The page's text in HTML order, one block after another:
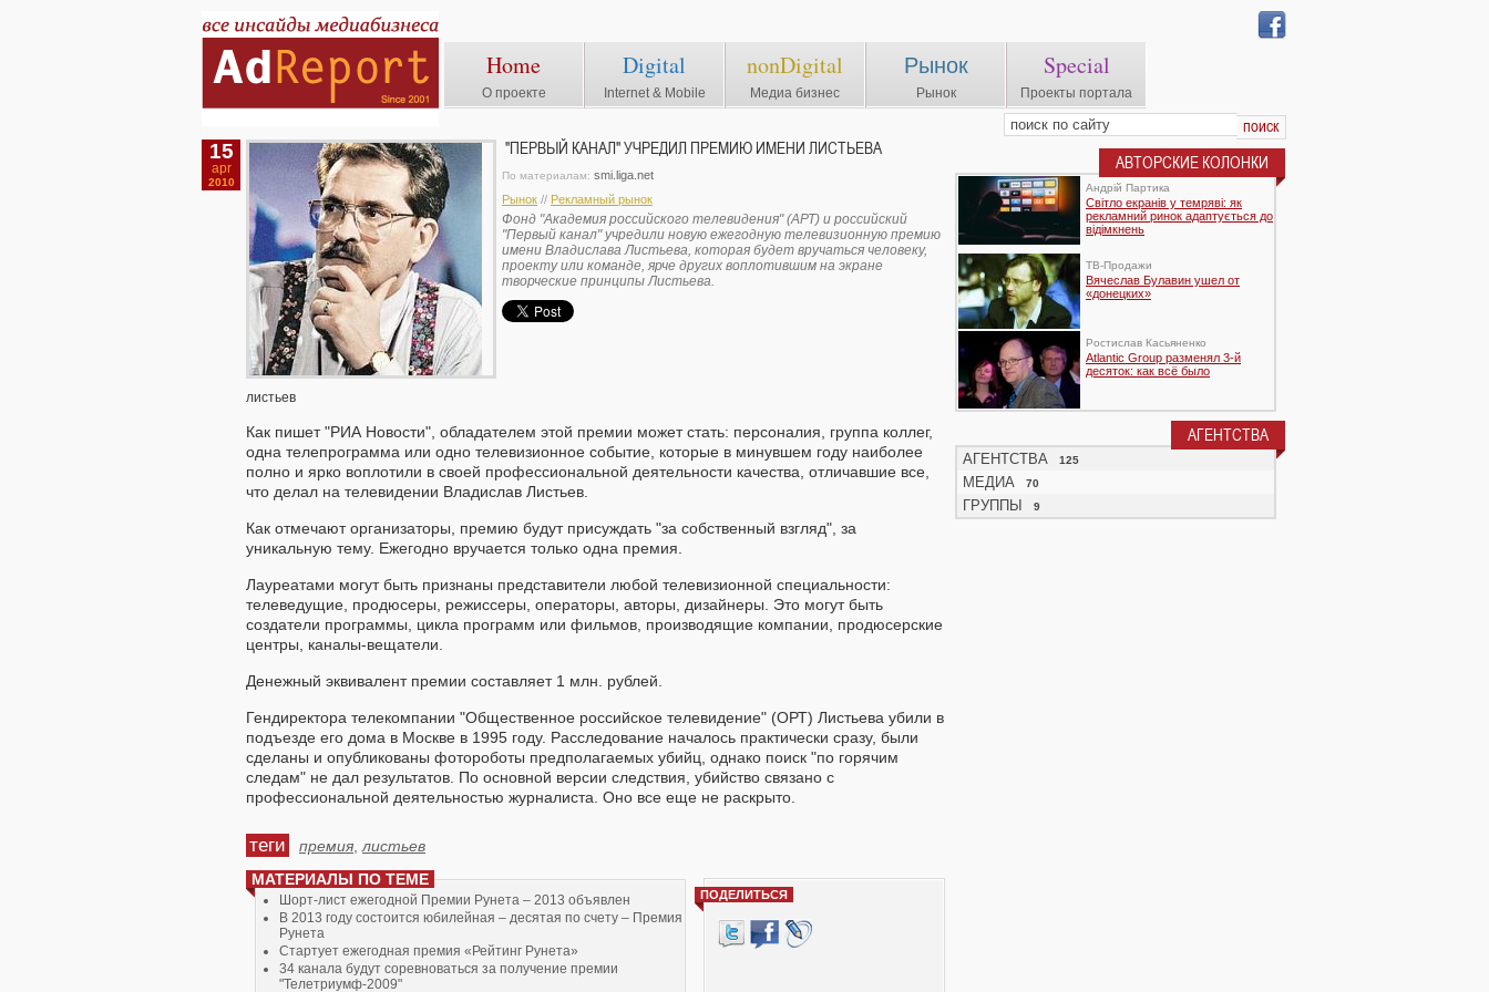
Home
О проекте
Digital
Internet & Mobile
nonDigital
Медиа бизнес
Рынок
Рынок
Special
Проекты портала
15
apr
2010
листьев
"ПЕРВЫЙ КАНАЛ" УЧРЕДИЛ ПРЕМИЮ ИМЕНИ ЛИСТЬЕВА
По материалам: smi.liga.net
Рынок // Рекламный рынок
Фонд "Академия российского телевидения" (АРТ) и российский
"Первый канал" учредили новую ежегодную телевизионную премию
имени Владислава Листьева, которая будет вручаться человеку,
проекту или команде, ярче других воплотившим на экране
творческие принципы Листьева.
Как пишет "РИА Новости", обладателем этой премии может стать: персоналия, группа коллег,
одна телепрограмма или одно телевизионное событие, которые в минувшем году наиболее
полно и ярко воплотили в своей профессиональной деятельности качества, отличавшие все,
что делал на телевидении Владислав Листьев.
Как отмечают организаторы, премию будут присуждать "за собственный взгляд", за
уникальную тему. Ежегодно вручается только одна премия.
Лауреатами могут быть признаны представители любой телевизионной специальности:
телеведущие, продюсеры, режиссеры, операторы, авторы, дизайнеры. Это могут быть
создатели программы, цикла программ или фильмов, производящие компании, продюсерские
центры, каналы-вещатели.
Денежный эквивалент премии составляет 1 млн. рублей.
Гендиректора телекомпании "Общественное российское телевидение" (ОРТ) Листьева убили в
подъезде его дома в Москве в 1995 году. Расследование началось практически сразу, были
сделаны и опубликованы фотороботы предполагаемых убийц, однако поиск "по горячим
следам" не дал результатов. По основной версии следствия, убийство связано с
профессиональной деятельностью журналиста. Оно все еще не раскрыто.
теги премия листьев
МАТЕРИАЛЫ ПО ТЕМЕ
Шорт-лист ежегодной Премии Рунета – 2013 объявлен
В 2013 году состоится юбилейная – десятая по счету – Премия
Рунета
Стартует ежегодная премия «Рейтинг Рунета»
34 канала будут соревноваться за получение премии
"Телетриумф-2009"
ПОДЕЛИТЬСЯ
АВТОРСКИЕ КОЛОНКИ
Андрій Партика
Світло екранів у темряві: як
рекламний ринок адаптується до
відімкнень
TВ-Продажи
Вячеслав Булавин ушел от
«донецких»
Ростислав Касьяненко
Atlantic Group разменял 3-й
десяток: как всё было
АГЕНТСТВА
АГЕНТСТВА 125
МЕДИА 70
ГРУППЫ 9